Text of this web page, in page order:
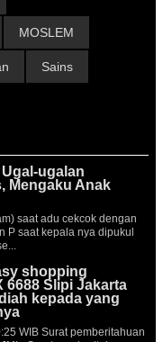
MOSLEM
Sains
ugalan
Mengaku Anak
saat adu cekcok dengan
P saat kepala nya dipukul
shopping
6688 Slipi Jakarta
kepada yang
WIB Surat pemberitahuan